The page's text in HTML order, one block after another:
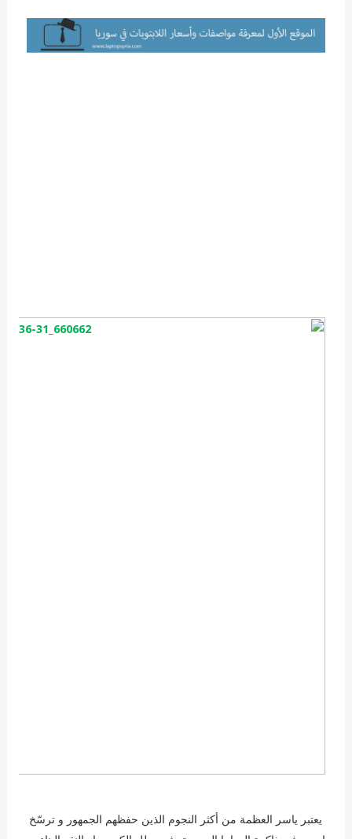
يعتبر ياسر العظمة من أكثر النجوم الذين حفظهم الجمهور و ترسّخ